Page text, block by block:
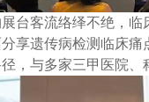
台客流络绎不绝，
享遗传病检测临床
，与多家三甲医院、